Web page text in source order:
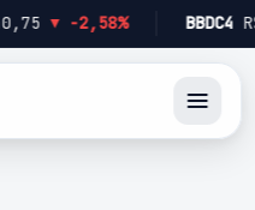
▼ -2,58% BBDC4 R$